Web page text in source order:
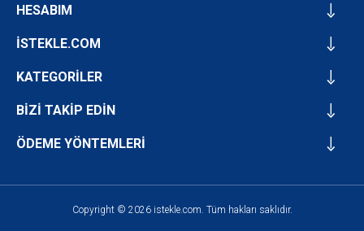
HESABIM
İSTEKLE.COM
KATEGORİLER
BİZİ TAKİP EDİN
ÖDEME YÖNTEMLERİ
Copyright © 2026 istekle.com. Tüm hakları saklıdır.